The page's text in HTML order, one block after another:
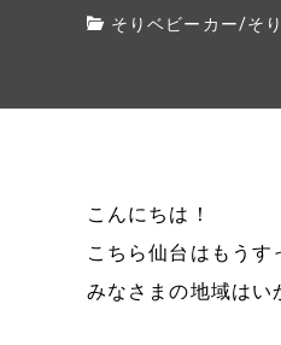
そりベビーカー/そ
こんにちは！
こちら仙台はもうす
みなさまの地域はい